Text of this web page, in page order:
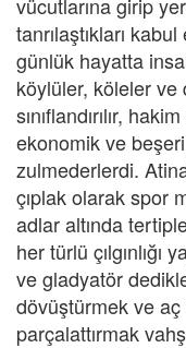
tanrılaştıkları
günlük hayatta
köylüler, köleler ve
sınıflandırılır,
ekonomik ve
zulmederlerdi.
çıplak olarak spor
adlar altında
her türlü çılgınlığı
ve gladyatör
dövüştürmek ve aç
parçalattırmak